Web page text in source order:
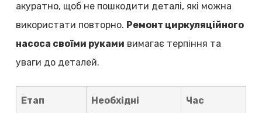
акуратно, щоб не пошкодити деталі, які можна
використати повторно. Ремонт циркуляційного
насоса своїми руками вимагає терпіння та
уваги до деталей.
Етап
Необхідні
Час